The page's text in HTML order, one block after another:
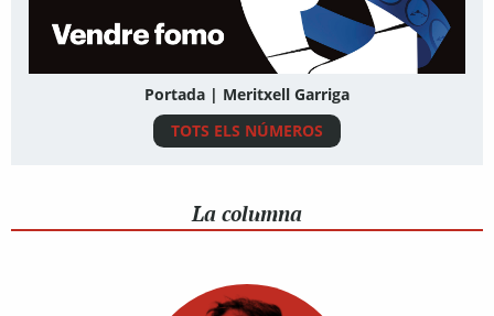
Portada | Meritxell Garriga
TOTS ELS NÚMEROS
La columna